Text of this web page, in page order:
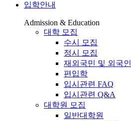
입학안내
Admission & Education
대학 모집
수시 모집
정시 모집
재외국민 및 외국인
편입학
입시관련 FAQ
입시관련 Q&A
대학원 모집
일반대학원